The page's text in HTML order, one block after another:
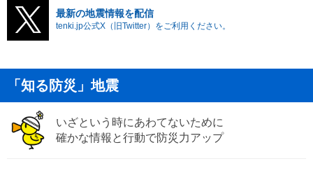
最新の地震情報を配信
tenki.jp公式X（旧Twitter）をご利用ください。
「知る防災」地震
いざという時にあわてないために
確かな情報と行動で防災力アップ